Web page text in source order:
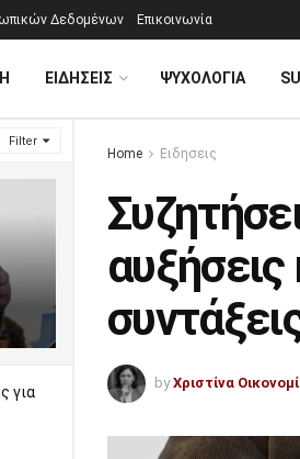
Filter
για
Δεδομένων Επικοινωνία
ΕΙΔΗΣΕΙΣ ΨΥΧΟΛΟΓΊΑ
Home Ειδησεις
αυξήσεις
by Χριστίνα